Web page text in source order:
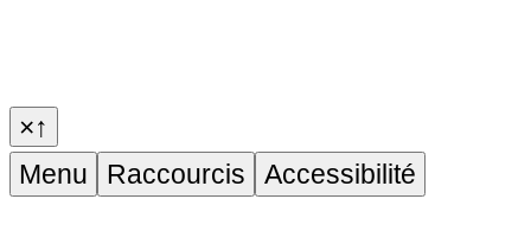
×↑
Menu
Raccourcis Accessibilité